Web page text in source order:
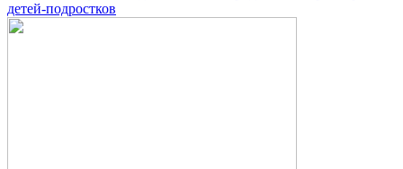
детей-подростков